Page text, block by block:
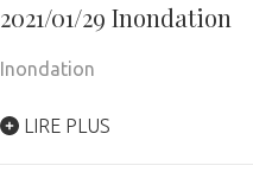
2021/01/29 Inondation
Inondation
LIRE PLUS